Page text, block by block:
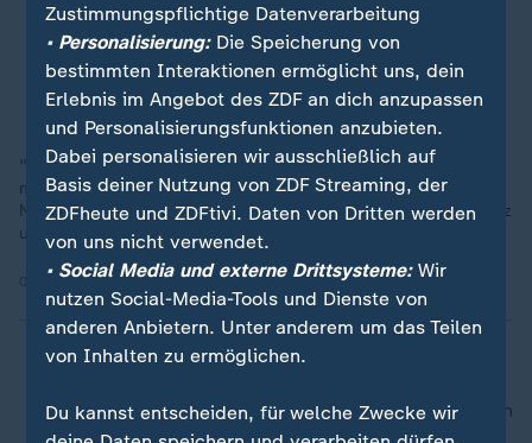
"Ich habe nach einer Krankschreibung gefragt und die Ärztin
meinte, ich könne morgen wieder ins Büro gehen", berichtet
Natascha Sagorski. Sie fordert einen gestaffelten Mutterschutz
und hat ihre Forderung vor den Bundestag gebracht.
09.10.2024 | 1:24 min
nach oben
Zustimmungspflichtige Datenverarbeitung
• Personalisierung:Die Speicherung von
bestimmten Interaktionen ermöglicht uns, dein
Erlebnis im Angebot des ZDF an dich anzupassen
und Personalisierungsfunktionen anzubieten.
Dabei personalisieren wir ausschließlich auf
Basis deiner Nutzung von ZDF Streaming, der
ZDFheute und ZDFtivi. Daten von Dritten werden
von uns nicht verwendet.
• Social Media und externe Drittsysteme:Wir
nutzen Social-Media-Tools und Dienste von
anderen Anbietern. Unter anderem um das Teilen
von Inhalten zu ermöglichen.
Du kannst entscheiden, für welche Zwecke wir